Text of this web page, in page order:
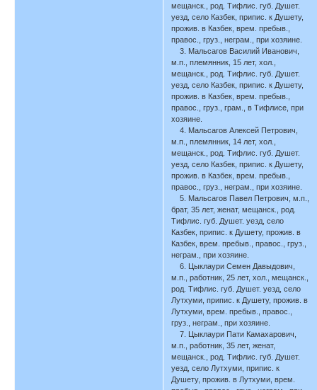
мещанск., род. Тифлис. губ. Душет.
уезд, село Казбек, припис. к Душету,
прожив. в Казбек, врем. пребыв.,
правос., груз., неграм., при хозяине.
3. Мальсагов Василий Иванович,
м.п., племянник, 15 лет, хол.,
мещанск., род. Тифлис. губ. Душет.
уезд, село Казбек, припис. к Душету,
прожив. в Казбек, врем. пребыв.,
правос., груз., грам., в Тифлисе, при
хозяине.
4. Мальсагов Алексей Петрович,
м.п., племянник, 14 лет, хол.,
мещанск., род. Тифлис. губ. Душет.
уезд, село Казбек, припис. к Душету,
прожив. в Казбек, врем. пребыв.,
правос., груз., неграм., при хозяине.
5. Мальсагов Павел Петрович, м.п.,
брат, 35 лет, женат, мещанск., род.
Тифлис. губ. Душет. уезд, село
Казбек, припис. к Душету, прожив. в
Казбек, врем. пребыв., правос., груз.,
неграм., при хозяине.
6. Цыклаури Семен Давыдович,
м.п., работник, 25 лет, хол., мещанск.,
род. Тифлис. губ. Душет. уезд, село
Лутхуми, припис. к Душету, прожив. в
Лутхуми, врем. пребыв., правос.,
груз., неграм., при хозяине.
7. Цыклаури Пати Камахарович,
м.п., работник, 35 лет, женат,
мещанск., род. Тифлис. губ. Душет.
уезд, село Лутхуми, припис. к
Душету, прожив. в Лутхуми, врем.